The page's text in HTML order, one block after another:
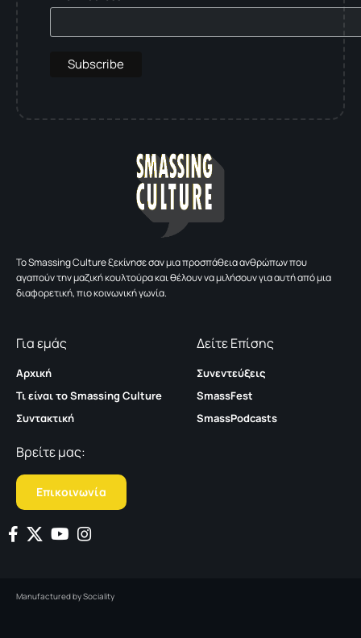
To Smassing Culture ξεκίνησε σαν μια προσπάθεια ανθρώπων που
αγαπούν την μαζική κουλτούρα και θέλουν να μιλήσουν για αυτή από μια
διαφορετική, πιο κοινωνική γωνία.
Για εμάς
Αρχική
Τι είναι το Smassing Culture
Συντακτική
Δείτε Επίσης
Συνεντεύξεις
SmassFest
SmassPodcasts
Βρείτε μας:
Επικοινωνία
Manufactured bySociality